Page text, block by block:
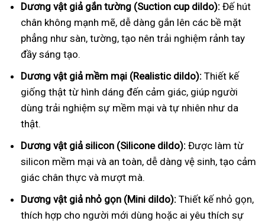
Dương vật giả gắn tường (Suction cup dildo): Đế hút
chân không mạnh mẽ, dễ dàng gắn lên các bề mặt
phẳng như sàn, tường, tạo nên trải nghiệm rảnh tay
đầy sáng tạo.
Dương vật giả mềm mại (Realistic dildo): Thiết kế
giống thật từ hình dáng đến cảm giác, giúp người
dùng trải nghiệm sự mềm mại và tự nhiên như da
thật.
Dương vật giả silicon (Silicone dildo): Được làm từ
silicon mềm mại và an toàn, dễ dàng vệ sinh, tạo cảm
giác chân thực và mượt mà.
Dương vật giả nhỏ gọn (Mini dildo): Thiết kế nhỏ gọn,
thích hợp cho người mới dùng hoặc ai yêu thích sự